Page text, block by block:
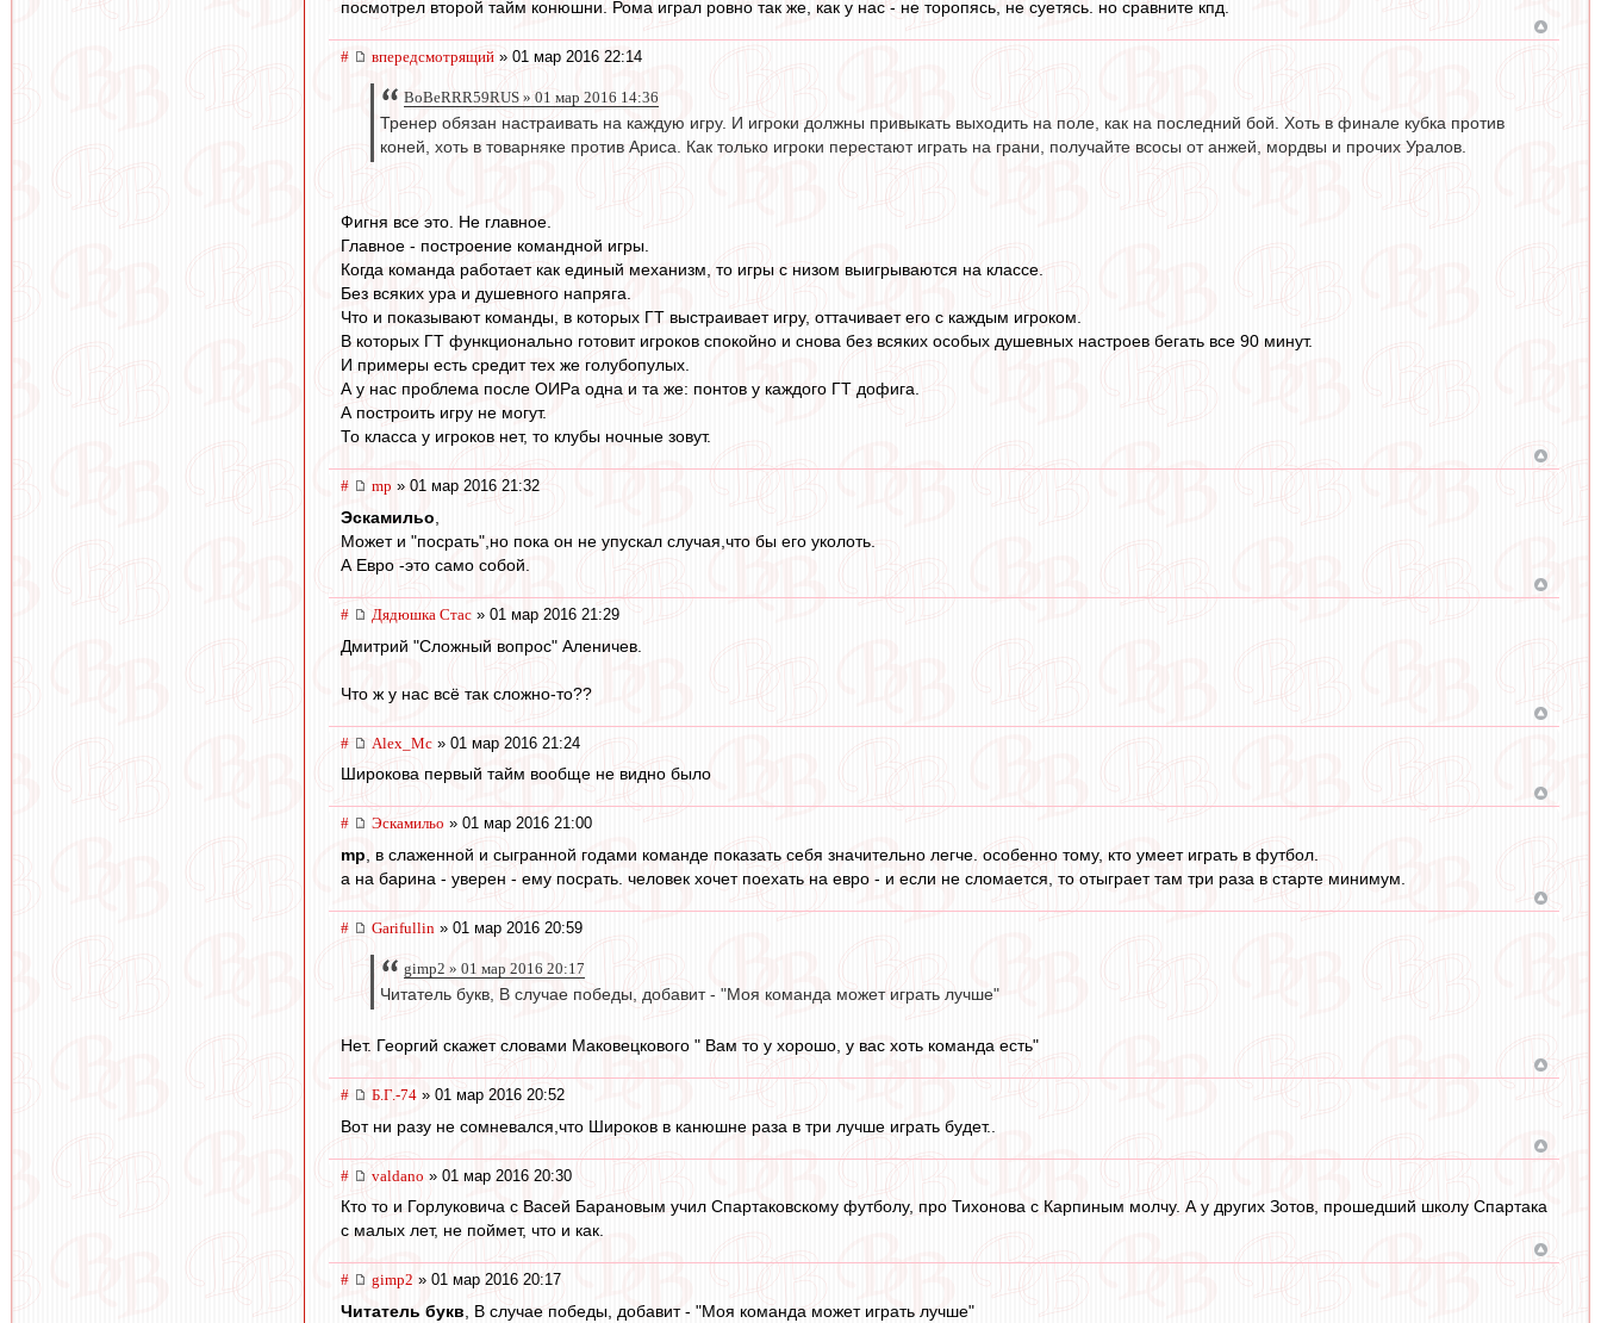
посмотрел второй тайм конюшни. Рома играл ровно так же, как у нас - не торопясь, не суетясь. но сравните кпд.
# впередсмотрящий » 01 мар 2016 22:14
BoBeRRR59RUS » 01 мар 2016 14:36
Тренер обязан настраивать на каждую игру. И игроки должны привыкать выходить на поле, как на последний бой. Хоть в финале кубка против
коней, хоть в товарняке против Ариса. Как только игроки перестают играть на грани, получайте всосы от анжей, мордвы и прочих Уралов.
Фигня все это. Не главное.
Главное - построение командной игры.
Когда команда работает как единый механизм, то игры с низом выигрываются на классе.
Без всяких ура и душевного напряга.
Что и показывают команды, в которых ГТ выстраивает игру, оттачивает его с каждым игроком.
В которых ГТ функционально готовит игроков спокойно и снова без всяких особых душевных настроев бегать все 90 минут.
И примеры есть средит тех же голубопулых.
А у нас проблема после ОИРа одна и та же: понтов у каждого ГТ дофига.
А построить игру не могут.
То класса у игроков нет, то клубы ночные зовут.
# mp » 01 мар 2016 21:32
Эскамильо
Может и "посрать",но пока он не упускал случая,что бы его уколоть.
А Евро -это само собой.
# Дядюшка Стас » 01 мар 2016 21:29
Дмитрий "Сложный вопрос" Аленичев.
Что ж у нас всё так сложно-то??
# Alex_Mc » 01 мар 2016 21:24
Широкова первый тайм вообще не видно было
# Эскамильо » 01 мар 2016 21:00
mp , в слаженной и сыгранной годами команде показать себя значительно легче. особенно тому, кто умеет играть в футбол.
а на барина - уверен - ему посрать. человек хочет поехать на евро - и если не сломается, то отыграет там три раза в старте минимум.
# Garifullin » 01 мар 2016 20:59
gimp2 » 01 мар 2016 20:17
Читатель букв, В случае победы, добавит - "Моя команда может играть лучше"
Нет. Георгий скажет словами Маковецкового " Вам то у хорошо, у вас хоть команда есть"
# Б.Г.-74 » 01 мар 2016 20:52
Вот ни разу не сомневался,что Широков в канюшне раза в три лучше играть будет..
# valdano » 01 мар 2016 20:30
Кто то и Горлуковича с Васей Барановым учил Спартаковскому футболу, про Тихонова с Карпиным молчу. А у других Зотов, прошедший школу Спартака
с малых лет, не поймет, что и как.
# gimp2 » 01 мар 2016 20:17
Читатель букв , В случае победы, добавит - "Моя команда может играть лучше"